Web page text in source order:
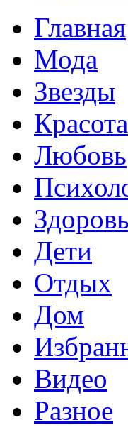
Главная
Мода
Звезды
Красота
Любовь
Дети
Отдых
Дом
Видео
Разное